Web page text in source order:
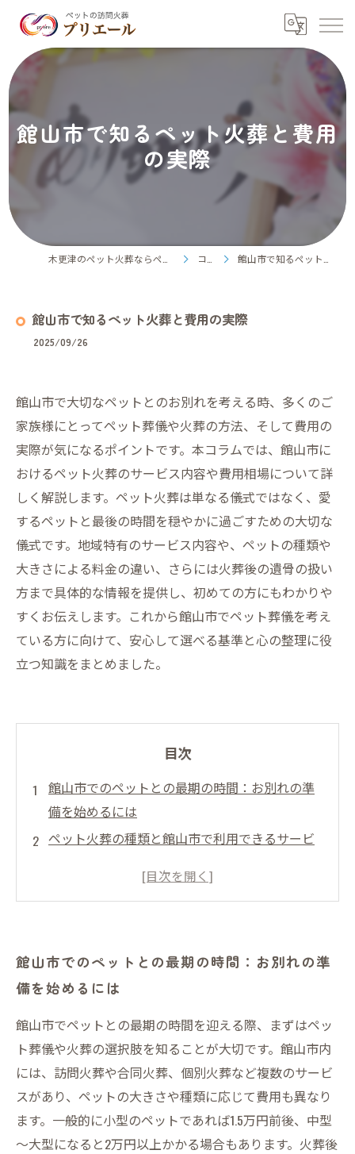
館山市で知るペット火葬と費用
の実際
コラム 館山市で知るペット火葬と費用の実際
館山市で知るペット火葬と費用の実際
2025/09/26
館山市で大切なペットとのお別れを考える時、多くのご
家族様にとってペット葬儀や火葬の方法、そして費用の
実際が気になるポイントです。本コラムでは、館山市に
おけるペット火葬のサービス内容や費用相場について詳
しく解説します。ペット火葬は単なる儀式ではなく、愛
するペットと最後の時間を穏やかに過ごすための大切な
儀式です。地域特有のサービス内容や、ペットの種類や
大きさによる料金の違い、さらには火葬後の遺骨の扱い
方まで具体的な情報を提供し、初めての方にもわかりや
すくお伝えします。これから館山市でペット葬儀を考え
ている方に向けて、安心して選べる基準と心の整理に役
立つ知識をまとめました。
目次
館山市でのペットとの最期の時間：お別れの準
備を始めるには
ペット火葬の種類と館山市で利用できるサービ
ペットの大きさや種類で変わる火葬費用の実際
ついて
館山市で安心してペット葬儀を任せるための選
び方とポイントをまとめて
大切なペットとのお別れを心穏やかに過ごすた
めに知っておきたいこと
館山市でのペット火葬と費用のリアル：後悔し
ないための基礎知識
館山市でのペットとの最期の時間：お別れの準
備を始めるには
館山市でペットとの最期の時間を迎える際、まずはペッ
ト葬儀や火葬の選択肢を知ることが大切です。館山市内
には、訪問火葬や合同火葬、個別火葬など複数のサービ
スがあり、ペットの大きさや種類に応じて費用も異なり
ます。一般的に小型のペットであれば1.5万円前後、中型
～大型になると2万円以上かかる場合もあります。火葬後